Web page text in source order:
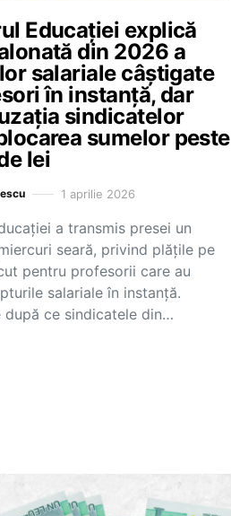
Educației explică
din 2026 a
salariale câștigate
în instanță, dar
sindicatelor
sumelor peste
lei
1 aprilie 2026
a transmis presei un
seară, privind plățile pe
pentru profesorii care au
salariale în instanță.
după ce sindicatele din…